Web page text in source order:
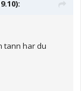
tann har du